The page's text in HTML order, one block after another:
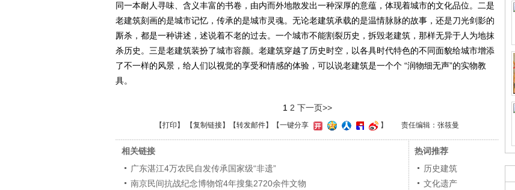
同一本耐人寻味、含义丰富的书卷，由内而外地散发出一种深厚的意蕴，体现着城市的文化品位。二是
老建筑刻画的是城市记忆，传承的是城市灵魂。无论老建筑承载的是温情脉脉的故事，还是刀光剑影的
厮杀，都是一种讲述，述说着不老的过去。一个城市不能割裂历史，拆毁老建筑，那样无异于人为地抹
杀历史。三是老建筑装扮了城市容颜。老建筑穿越了历史时空，以各具时代特色的不同面貌给城市增添
了不一样的风景，给人们以视觉的享受和情感的体验，可以说老建筑是一个个 “润物细无声”的实物教
具。
1 2 下一页>>
【打印 】 【复制链接】【转发邮件】 【一键分享 】 责任编辑：张筱曼
相关链接
广东湛江4万农民自发传承国家级“非遗”
南京民间抗战纪念博物馆4年搜集2720余件文物
热词推荐
历史建筑
文化遗产